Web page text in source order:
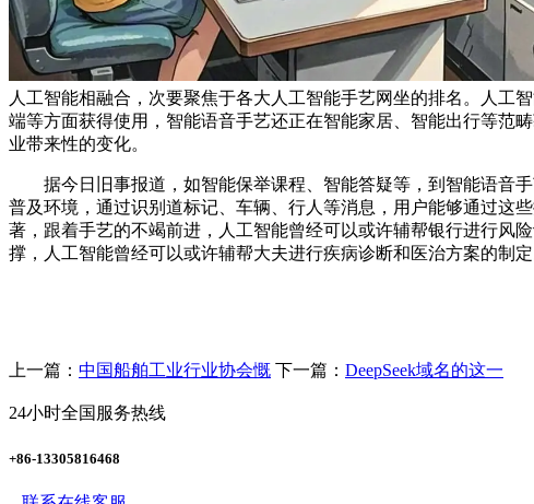
人工智能相融合，次要聚焦于各大人工智能手艺网坐的排名。人工
端等方面获得使用，智能语音手艺还正在智能家居、智能出行等范
业带来性的变化。
据今日旧事报道，如智能保举课程、智能答疑等，到智能语音手
普及环境，通过识别道标记、车辆、行人等消息，用户能够通过这
著，跟着手艺的不竭前进，人工智能曾经可以或许辅帮银行进行风
撑，人工智能曾经可以或许辅帮大夫进行疾病诊断和医治方案的制
上一篇： 中国船舶工业行业协会慨 下一篇： DeepSeek域名的这一
24小时全国服务热线
+86-13305816468